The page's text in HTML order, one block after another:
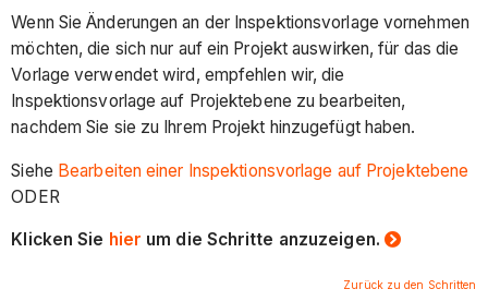
Wenn Sie Änderungen an der Inspektionsvorlage vornehmen
möchten, die sich nur auf ein Projekt auswirken, für das die
Vorlage verwendet wird, empfehlen wir, die
Inspektionsvorlage auf Projektebene zu bearbeiten,
nachdem Sie sie zu Ihrem Projekt hinzugefügt haben.
Siehe Bearbeiten einer Inspektionsvorlage auf Projektebene
ODER
Klicken Sie hier um die Schritte anzuzeigen.
Zurück zu den Schritten